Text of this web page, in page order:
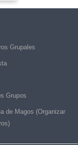
Grupales
Grupos
de Magos (Organizar